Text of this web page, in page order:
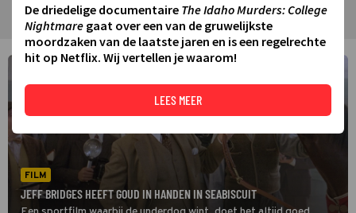
FILM
JEFF BRIDGES HEEFT GOUD IN HANDEN IN SEABISCUIT
De driedelige documentaire The Idaho Murders: College
Nightmare gaat over een van de gruwelijkste
moordzaken van de laatste jaren en is een regelrechte
hit op Netflix. Wij vertellen je waarom!
LEES MEER